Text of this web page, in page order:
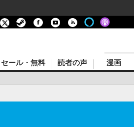
セール・無料 読者の声 漫画